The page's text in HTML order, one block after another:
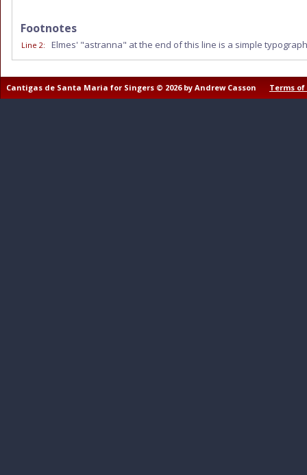
Footnotes
Line 2: Elmes' "astranna" at the end of this line is a simple
Cantigas de Santa Maria for Singers © 2026 by Andrew Casson Terms of